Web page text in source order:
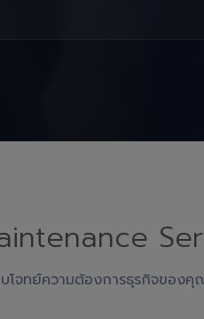
โจทย์ความต้องการธุรกิจของ